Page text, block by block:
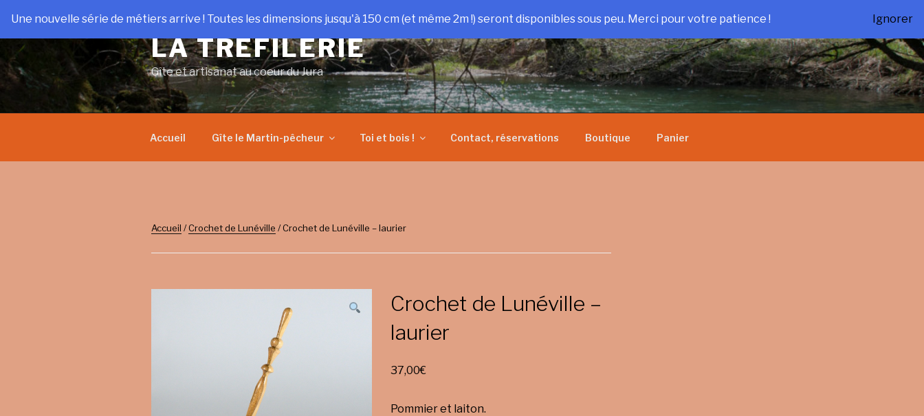
contenu
principal
LA TRÉFILERIE
Gîte et artisanat au coeur du Jura
Accueil Gîte le Martin-pêcheur Toi et bois ! Contact, réservations Boutique Panier
Accueil /Crochet de Lunéville / Crochet de Lunéville – laurier
Crochet de Lunéville –
laurier
37,00€
Pommier et laiton.
Une nouvelle série de métiers arrive ! Toutes les dimensions jusqu'à 150 cm (et même 2m !) seront disponibles sous peu. Merci pour votre patience ! Ignorer